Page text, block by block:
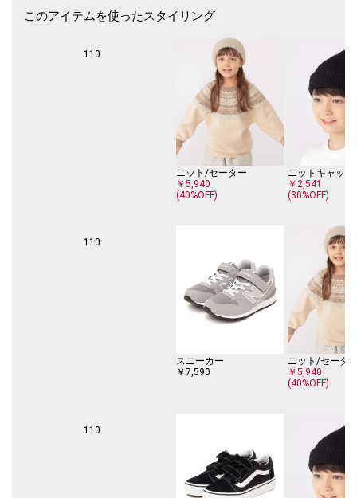
このアイテムを使ったスタイリング
110
ニット/セーター
￥5,940
(40%OFF)
ニットキャップ
￥2,541
(30%OFF)
110
スニーカー
￥7,590
ニット/セータ
￥5,940
(40%OFF)
110